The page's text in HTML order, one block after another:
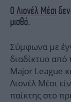
Ο Λιονέλ Μέσι
μισθό.
Σύμφωνα με
διαδίκτυο
Major League
Λιονέλ Μέσι
παίκτης στο